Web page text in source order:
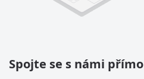
Spojte se s námi přímo